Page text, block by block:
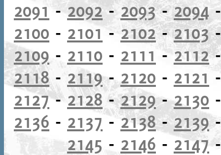
2091 -2092-2093-2094
2100 - 2101-2102-2103
2109 - 2110 - 2111 - 2112
2118- 2119-2120 - 2121
2127- 2128-2129-2130
2136 - 2137-2138-2139
2145 - 2146 - 2147